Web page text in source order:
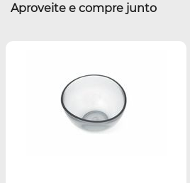
Aproveite e compre junto